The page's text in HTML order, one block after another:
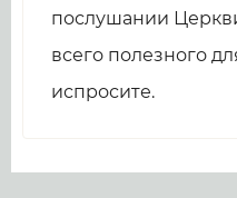
послушании
всего полезного
испросите.